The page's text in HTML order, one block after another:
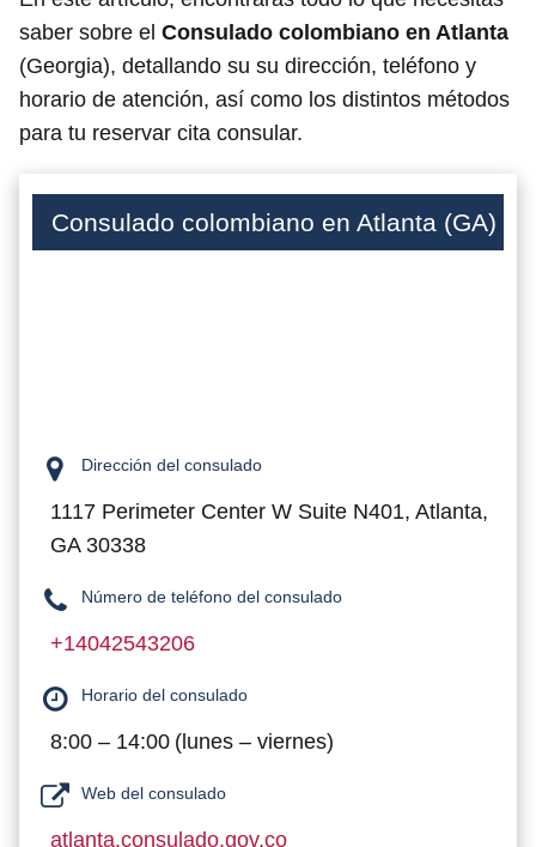
saber sobre el Consulado colombiano en Atlanta
(Georgia), detallando su su dirección, teléfono y
horario de atención, así como los distintos métodos
para tu reservar cita consular.
Consulado colombiano en Atlanta (GA)
Dirección del consulado
1117 Perimeter Center W Suite N401, Atlanta,
GA 30338
Número de teléfono del consulado
+14042543206
Horario del consulado
8:00 – 14:00 (lunes – viernes)
Web del consulado
atlanta.consulado.gov.co